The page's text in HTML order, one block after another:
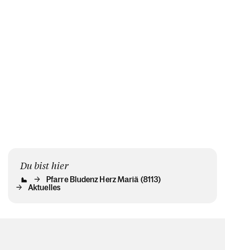
Du bist hier
Pfarre Bludenz Herz Mariä (8113)
Aktuelles